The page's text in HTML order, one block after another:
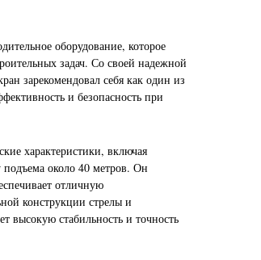
оборудование, которое
задач. Со своей надежной
зарекомендовал себя как один из
и безопасность при
характеристики, включая
около 40 метров. Он
отличную
конструкции стрелы и
высокую стабильность и точность